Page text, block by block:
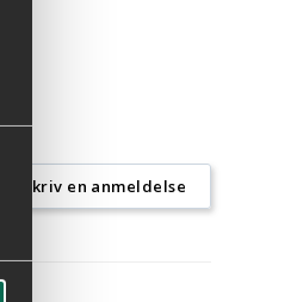
Skriv en anmeldelse